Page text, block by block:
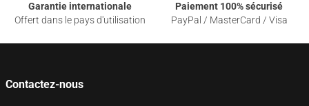
Garantie internationale
Offert dans le pays d'utilisation
Paiement 100% sécurisé
PayPal / MasterCard / Visa
Contactez-nous